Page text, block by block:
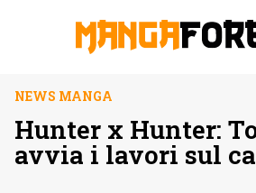
NEWS MANGA
Hunter x Hunter:
avvia i lavori sul